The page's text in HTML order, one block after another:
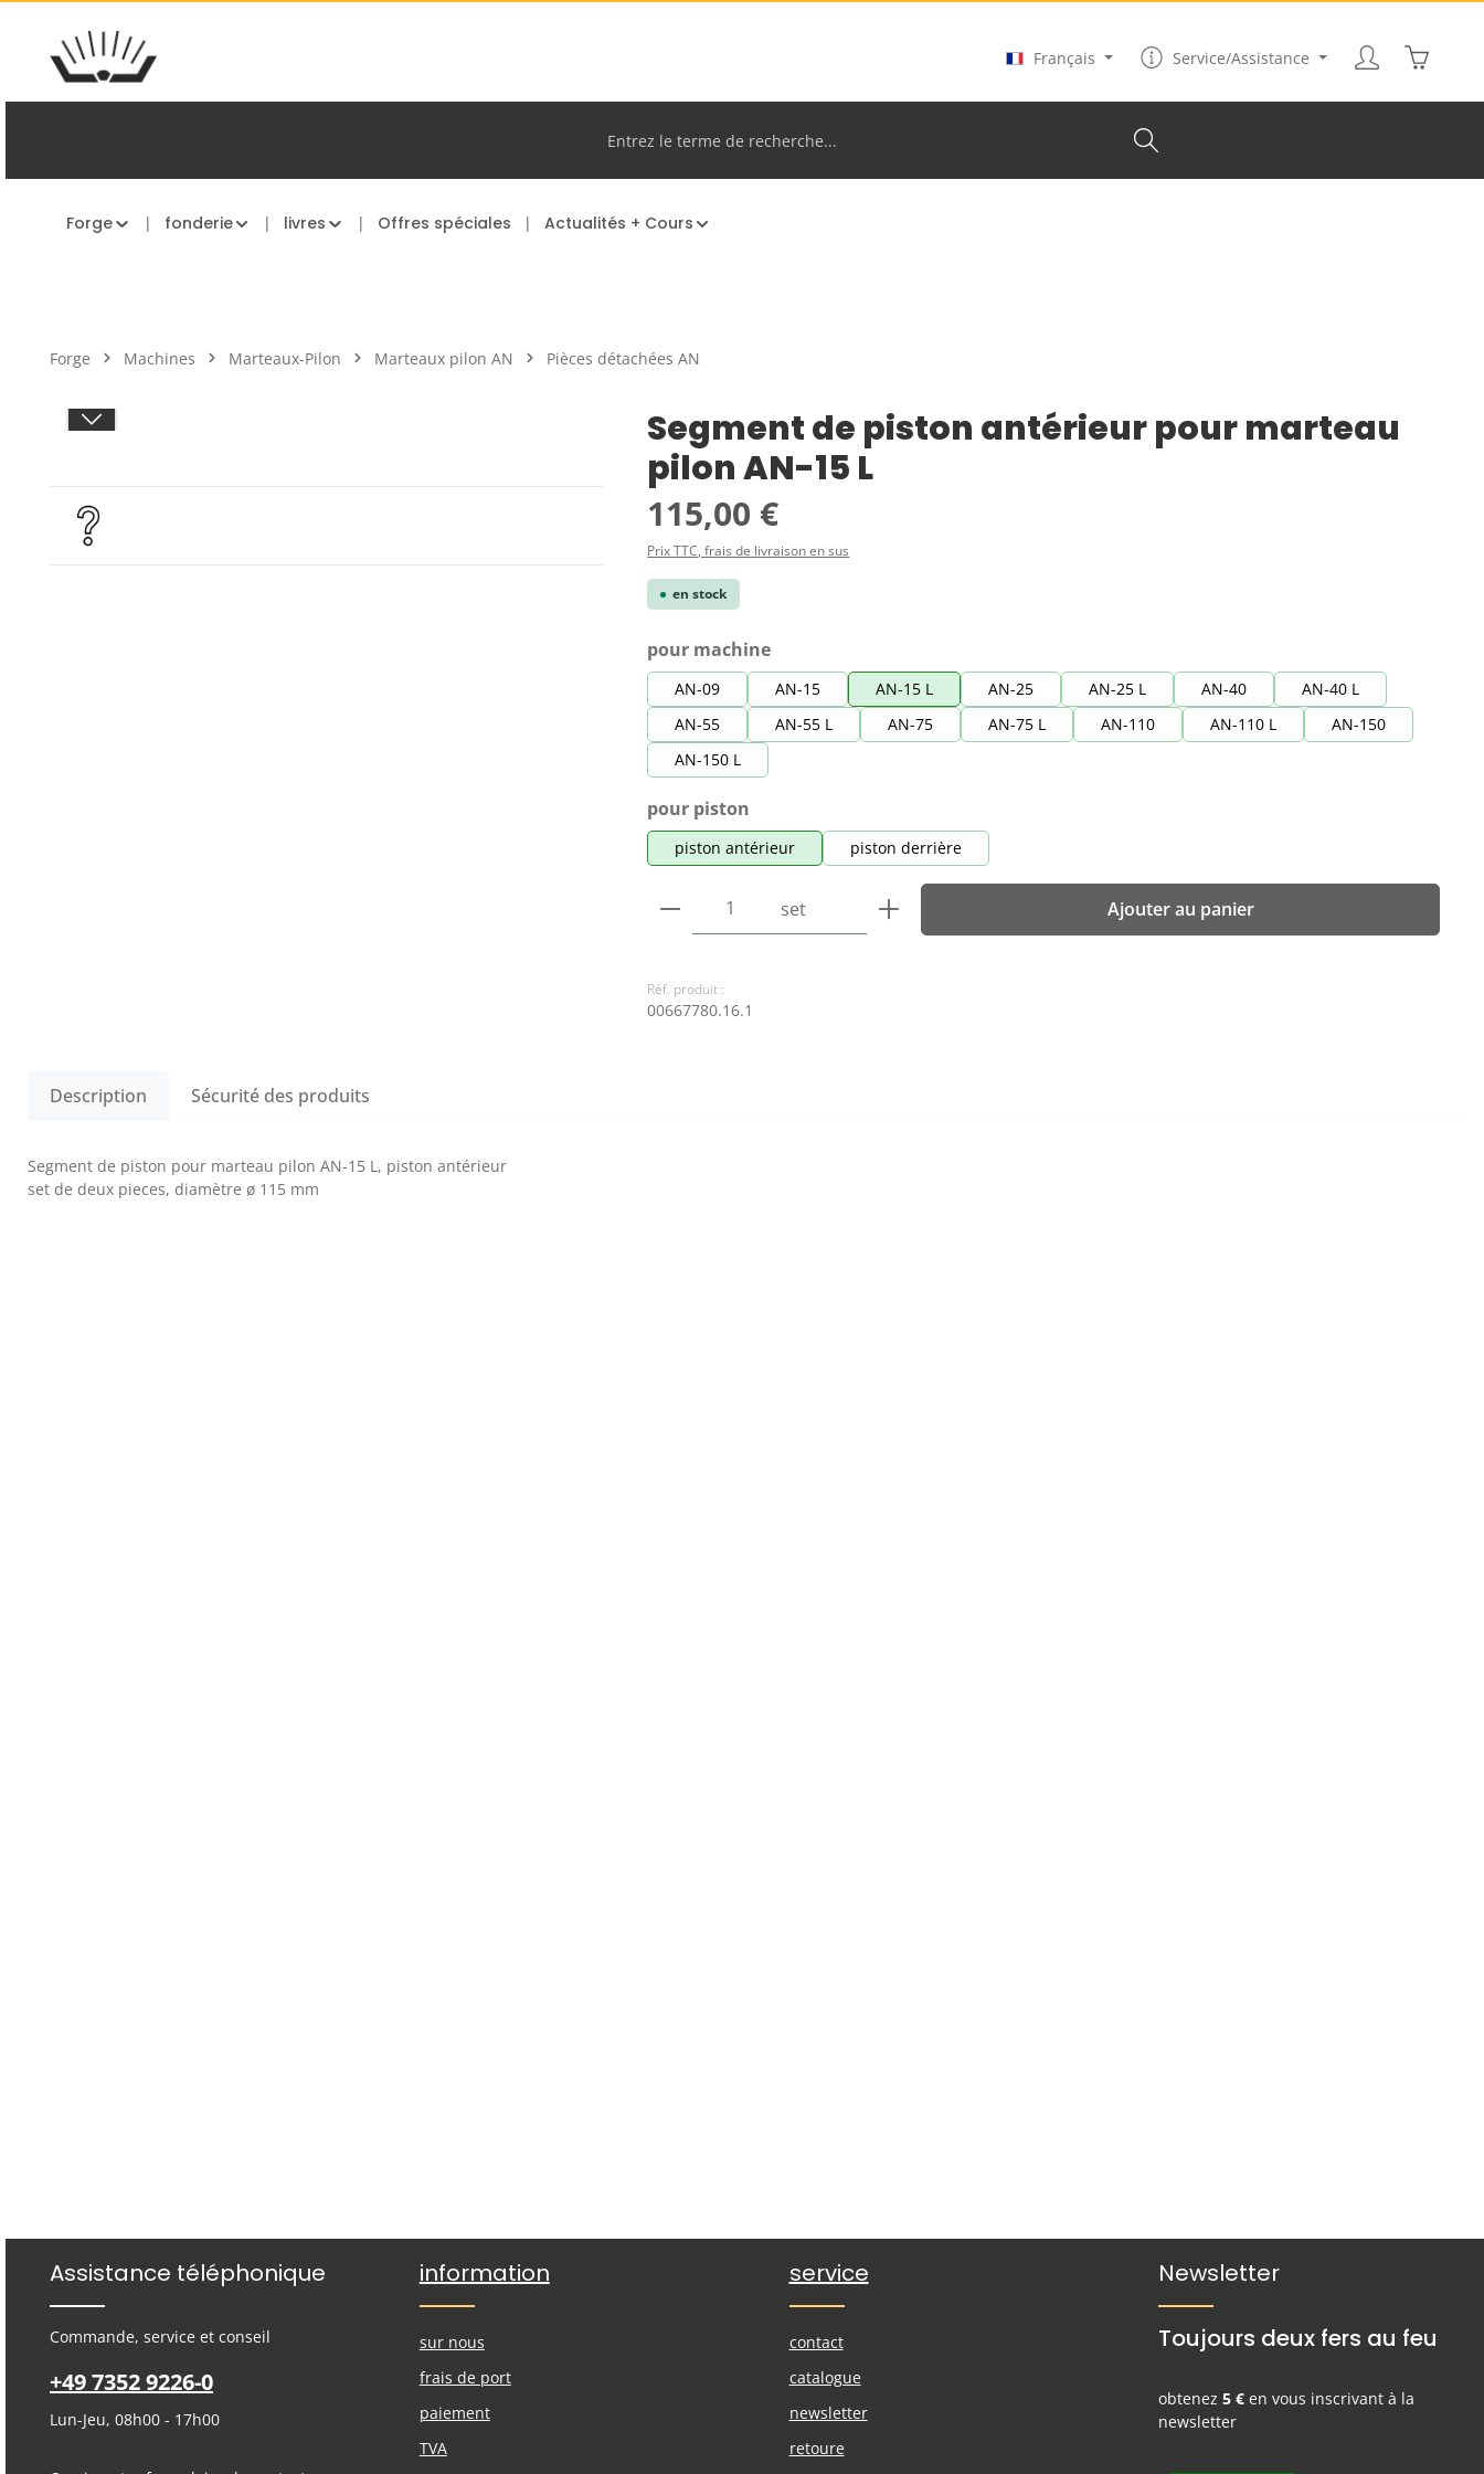
au contenu principal
Passer à la navigation principale
Français
Service/Assistance Le
Forge fonderie livres Offres spéciales Actualités + Cours
Forge Machines Marteaux-Pilon Marteaux pilon AN Pièces détachées AN
Ignorer la galerie d'images
Segment de piston antérieur pour marteau
pilon AN-15 L
Prix régulier :
115,00 €
Prix TTC, frais de livraison en sus
en stock
Sélectionnez
pour machine
AN-09 AN-15 AN-15 L AN-25 AN-25 L AN-40
AN-40 L
AN-55
AN-55 L AN-75 AN-75 L AN-110 AN-110 L
AN-150
AN-150 L
Sélectionnez
pour piston
piston antérieur piston derrière
Quantité de produit : Entrez la quantité souhaitée ou utilisez les
set Ajouter au panier
Réf. produit :
00667780.16.1
Description Sécurité des produits
Segment de piston pour marteau pilon AN-15 L, piston antérieur
set de deux pieces, diamètre ø 115 mm
Assistance téléphonique
Commande, service et conseil
+49 7352 9226-0
Lun-Jeu, 08h00 - 17h00
information
sur nous
frais de port
paiement
TVA
service
contact
catalogue
newsletter
retoure
Newsletter
Toujours deux fers au feu
obtenez5 € en vous inscrivant à la
newsletter